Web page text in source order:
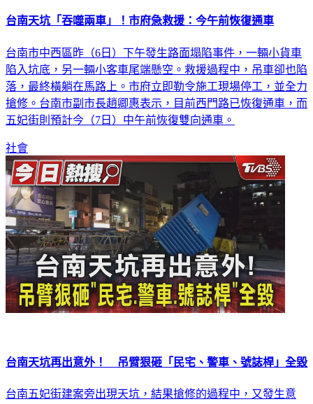
台南天坑「吞噬兩車」！市府急救援：今午前恢復通車
台南市中西區昨（6日）下午發生路面塌陷事件，一輛小貨車
陷入坑底，另一輛小客車尾端懸空。救援過程中，吊車卻也陷
落，最終橫躺在馬路上。市府立即勒令施工現場停工，並全力
搶修。台南市副市長趙卿惠表示，目前西門路已恢復通車，而
五妃街則預計今（7日）中午前恢復雙向通車。
社會
台南天坑再出意外！ 吊臂狠砸「民宅、警車、號誌桿」全毀
台南五妃街建案旁出現天坑，結果搶修的過程中，又發生意